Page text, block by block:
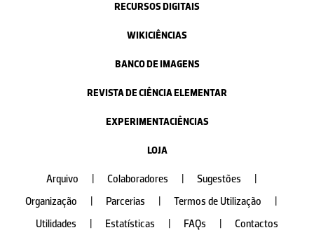
RECURSOS DIGITAIS
WIKICIÊNCIAS
BANCO DE IMAGENS
REVISTA DE CIÊNCIA ELEMENTAR
EXPERIMENTACIÊNCIAS
LOJA
Arquivo Colaboradores Sugestões
Organização
Parcerias Termos de Utilização
Utilidades
Estatísticas FAQs Contactos